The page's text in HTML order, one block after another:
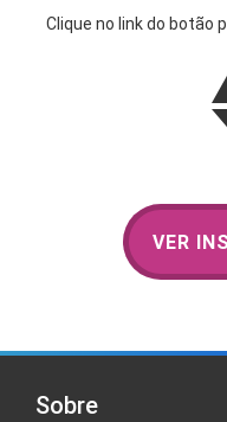
Clique no link do botão
VER
Sobre